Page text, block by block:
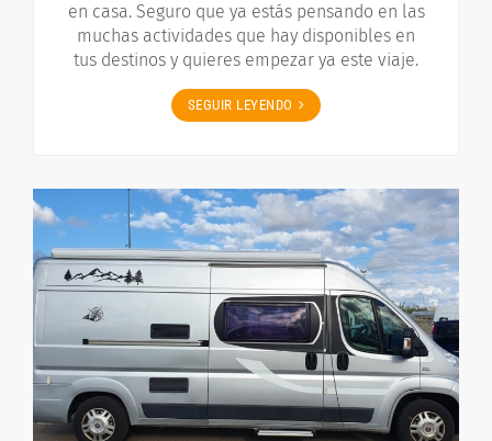
en casa. Seguro que ya estás pensando en las
muchas actividades que hay disponibles en
tus destinos y quieres empezar ya este viaje.
SEGUIR LEYENDO